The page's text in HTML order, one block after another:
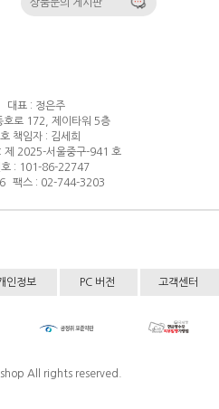
상품문의 게시판
대표 : 정은주
호로 172, 제이타워 5층
책임자 : 김세희
제 2025-서울중구-941 호
호 : 101-86-22747
팩스 : 02-744-3203
인정보 PC 버전 고객센터
All rights reserved.